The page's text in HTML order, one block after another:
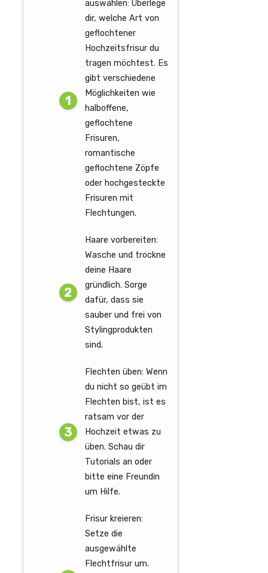
auswählen: Überlege
dir, welche Art von
geflochtener
Hochzeitsfrisur du
tragen möchtest. Es
gibt verschiedene
Möglichkeiten wie
halboffene,
geflochtene
Frisuren,
romantische
geflochtene Zöpfe
oder hochgesteckte
Frisuren mit
Flechtungen.
Haare vorbereiten:
Wasche und trockne
deine Haare
gründlich. Sorge
dafür, dass sie
sauber und frei von
Stylingprodukten
sind.
Flechten üben: Wenn
du nicht so geübt im
Flechten bist, ist es
ratsam vor der
Hochzeit etwas zu
üben. Schau dir
Tutorials an oder
bitte eine Freundin
um Hilfe.
Frisur kreieren:
Setze die
ausgewählte
Flechtfrisur um.